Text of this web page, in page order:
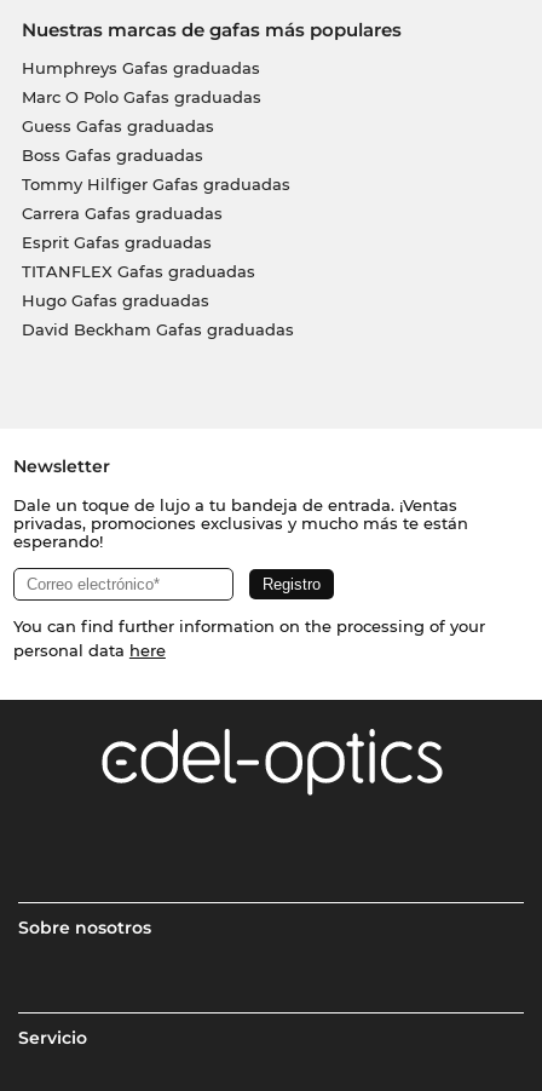
Nuestras marcas de gafas más populares
Humphreys Gafas graduadas
Marc O Polo Gafas graduadas
Guess Gafas graduadas
Boss Gafas graduadas
Tommy Hilfiger Gafas graduadas
Carrera Gafas graduadas
Esprit Gafas graduadas
TITANFLEX Gafas graduadas
Hugo Gafas graduadas
David Beckham Gafas graduadas
Newsletter
Dale un toque de lujo a tu bandeja de entrada. ¡Ventas
privadas, promociones exclusivas y mucho más te están
esperando!
You can find further information on the processing of your
personal data here
Sobre nosotros
Servicio